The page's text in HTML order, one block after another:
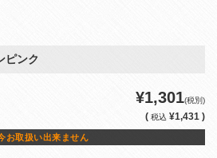
ピンク
¥1,301(税別)
( 税込 ¥1,431 )
お取扱い出来ません